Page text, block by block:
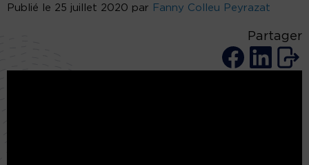
Publié le 25 juillet 2020 par Fanny Colleu Peyrazat
Partager